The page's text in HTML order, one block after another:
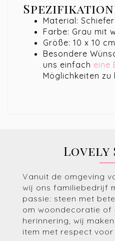
Material: Schiefer
Farbe: Grau mit
Größe: 10 x 10 cm
Besondere
uns einfach eine
Möglichkeiten zu
Lovely
Vanuit de omgeving
wij ons familiebedrijf
passie: steen met
om woondecoratie of
herinnering, wij
item met respect